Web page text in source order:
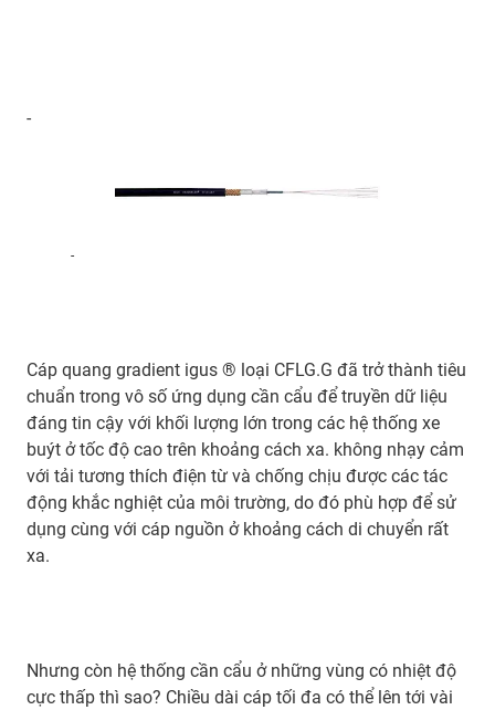
-
-
Cáp quang gradient igus ® loại CFLG.G đã trở thành tiêu
chuẩn trong vô số ứng dụng cần cẩu để truyền dữ liệu
đáng tin cậy với khối lượng lớn trong các hệ thống xe
buýt ở tốc độ cao trên khoảng cách xa. không nhạy cảm
với tải tương thích điện từ và chống chịu được các tác
động khắc nghiệt của môi trường, do đó phù hợp để sử
dụng cùng với cáp nguồn ở khoảng cách di chuyển rất
xa.
Nhưng còn hệ thống cần cẩu ở những vùng có nhiệt độ
cực thấp thì sao? Chiều dài cáp tối đa có thể lên tới vài